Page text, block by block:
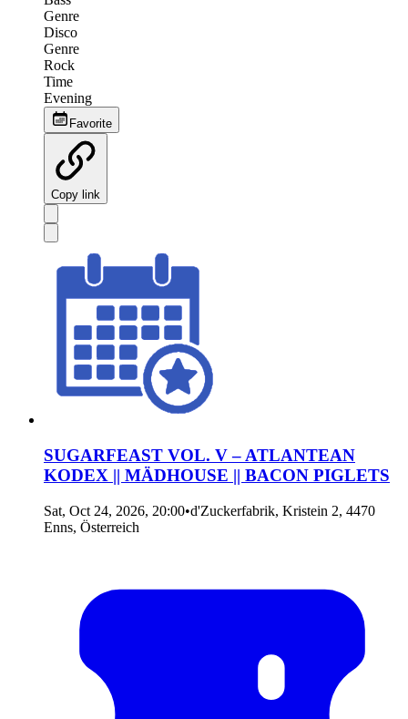
Genre
Disco
Genre
Rock
Time
Evening
Favorite
Copy link
SUGARFEAST VOL. V – ATLANTEAN
KODEX || MÄDHOUSE || BACON PIGLETS
Sat, Oct 24, 2026, 20:00•d'Zuckerfabrik, Kristein 2, 4470
Enns, Österreich